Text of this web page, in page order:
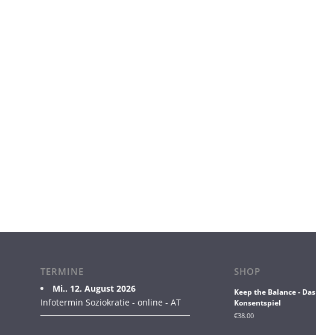
TERMINE
Mi.. 12. August 2026
Infotermin Soziokratie - online - AT
SHOP
Keep the Balance - Das
Konsentspiel
€38.00